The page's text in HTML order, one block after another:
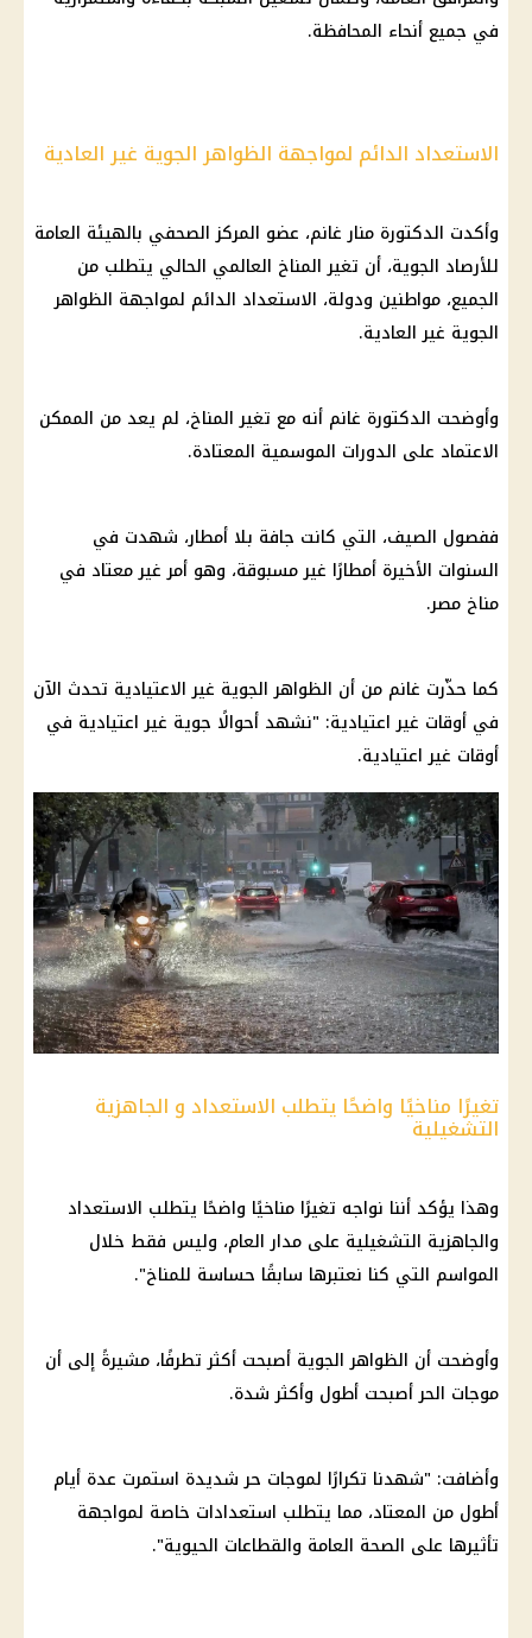
في جميع أنحاء المحافظة.
الاستعداد الدائم لمواجهة الظواهر الجوية غير العادية
وأكدت الدكتورة منار غانم، عضو المركز الصحفي بالهيئة العامة
للأرصاد الجوية، أن تغير المناخ العالمي الحالي يتطلب من
الجميع، مواطنين ودولة، الاستعداد الدائم لمواجهة الظواهر
الجوية غير العادية.
وأوضحت الدكتورة غانم أنه مع تغير المناخ، لم يعد من الممكن
الاعتماد على الدورات الموسمية المعتادة.
ففصول الصيف، التي كانت جافة بلا أمطار، شهدت في
السنوات الأخيرة أمطارًا غير مسبوقة، وهو أمر غير معتاد في
مناخ مصر.
كما حذّرت غانم من أن الظواهر الجوية غير الاعتيادية تحدث الآن
في أوقات غير اعتيادية: "نشهد أحوالًا جوية غير اعتيادية في
أوقات غير اعتيادية.
تغيرًا مناخيًا واضحًا يتطلب الاستعداد و الجاهزية
التشغيلية
وهذا يؤكد أننا نواجه تغيرًا مناخيًا واضحًا يتطلب الاستعداد
والجاهزية التشغيلية على مدار العام، وليس فقط خلال
المواسم التي كنا نعتبرها سابقًا حساسة للمناخ".
وأوضحت أن الظواهر الجوية أصبحت أكثر تطرفًا، مشيرةً إلى أن
موجات الحر أصبحت أطول وأكثر شدة.
وأضافت: "شهدنا تكرارًا لموجات حر شديدة استمرت عدة أيام
أطول من المعتاد، مما يتطلب استعدادات خاصة لمواجهة
تأثيرها على الصحة العامة والقطاعات الحيوية".